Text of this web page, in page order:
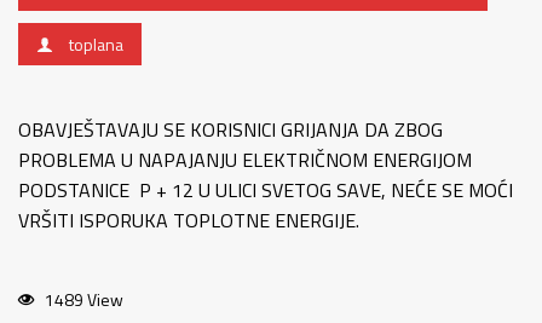
toplana
OBAVJEŠTAVAJU SE KORISNICI GRIJANJA DA ZBOG
PROBLEMA U NAPAJANJU ELEKTRIČNOM ENERGIJOM
PODSTANICE P + 12 U ULICI SVETOG SAVE, NEĆE SE MOĆI
VRŠITI ISPORUKA TOPLOTNE ENERGIJE.
1489 View